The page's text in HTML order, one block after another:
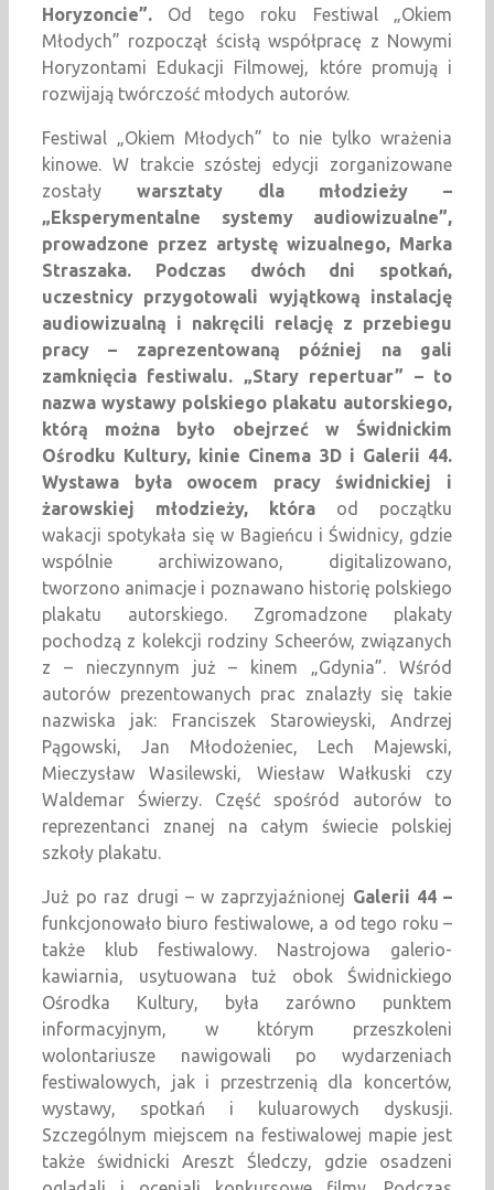
Horyzoncie”. Od tego roku Festiwal „Okiem
Młodych” rozpoczął ścisłą współpracę z Nowymi
Horyzontami Edukacji Filmowej, które promują i
rozwijają twórczość młodych autorów.
Festiwal „Okiem Młodych” to nie tylko wrażenia
kinowe. W trakcie szóstej edycji zorganizowane
zostały warsztaty dla młodzieży –
„Eksperymentalne systemy audiowizualne”,
prowadzone przez artystę wizualnego, Marka
Straszaka. Podczas dwóch dni spotkań,
uczestnicy przygotowali wyjątkową instalację
audiowizualną i nakręcili relację z przebiegu
pracy – zaprezentowaną później na gali
zamknięcia festiwalu. „Stary repertuar” – to
nazwa wystawy polskiego plakatu autorskiego,
którą można było obejrzeć w Świdnickim
Ośrodku Kultury, kinie Cinema 3D i Galerii 44.
Wystawa była owocem pracy świdnickiej i
żarowskiej młodzieży, która od początku
wakacji spotykała się w Bagieńcu i Świdnicy, gdzie
wspólnie archiwizowano, digitalizowano,
tworzono animacje i poznawano historię polskiego
plakatu autorskiego. Zgromadzone plakaty
pochodzą z kolekcji rodziny Scheerów, związanych
z – nieczynnym już – kinem „Gdynia”. Wśród
autorów prezentowanych prac znalazły się takie
nazwiska jak: Franciszek Starowieyski, Andrzej
Pągowski, Jan Młodożeniec, Lech Majewski,
Mieczysław Wasilewski, Wiesław Wałkuski czy
Waldemar Świerzy. Część spośród autorów to
reprezentanci znanej na całym świecie polskiej
szkoły plakatu.
Już po raz drugi – w zaprzyjaźnionej Galerii 44 –
funkcjonowało biuro festiwalowe, a od tego roku –
także klub festiwalowy. Nastrojowa galerio-
kawiarnia, usytuowana tuż obok Świdnickiego
Ośrodka Kultury, była zarówno punktem
informacyjnym, w którym przeszkoleni
wolontariusze nawigowali po wydarzeniach
festiwalowych, jak i przestrzenią dla koncertów,
wystawy, spotkań i kuluarowych dyskusji.
Szczególnym miejscem na festiwalowej mapie jest
także świdnicki Areszt Śledczy, gdzie osadzeni